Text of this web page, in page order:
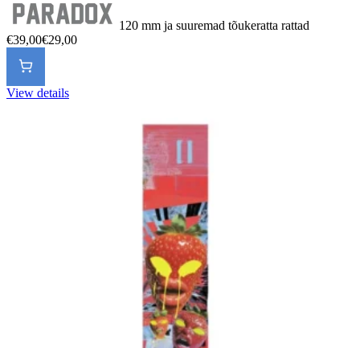
120 mm ja suuremad tõukeratta rattad
€39,00€29,00
View details